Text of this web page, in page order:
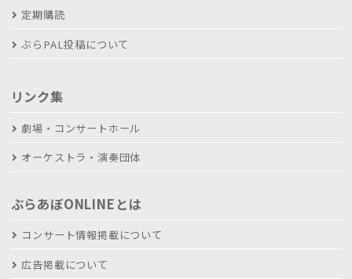
定期購読
ぶらPAL投稿について
リンク集
劇場・コンサートホール
オーケストラ・演奏団体
ぶらあぼONLINEとは
コンサート情報掲載について
広告掲載について